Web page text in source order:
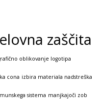
zaščita
oblikovanje logotipa
cona izbira materiala nadstreška
sistema manjkajoči zob